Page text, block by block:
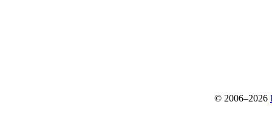
© 2006–2026